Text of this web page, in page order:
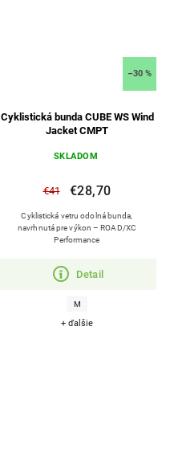
–30 %
Cyklistická bunda CUBE WS Wind
Jacket CMPT
SKLADOM
€41 €28,70
Detail
Cyklistická vetru odolná bunda,
navrhnutá pre výkon – ROAD/XC
Performance
M
+ ďalšie